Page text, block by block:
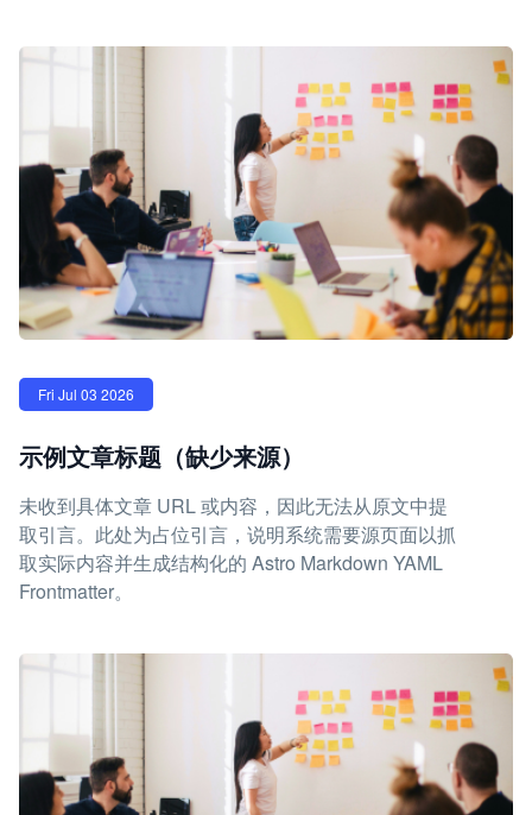
Fri Jul 03 2026
示例文章标题（缺少来源）
未收到具体文章 URL 或内容，因此无法从原文中提
取引言。此处为占位引言，说明系统需要源页面以抓
取实际内容并生成结构化的 Astro Markdown YAML
Frontmatter。